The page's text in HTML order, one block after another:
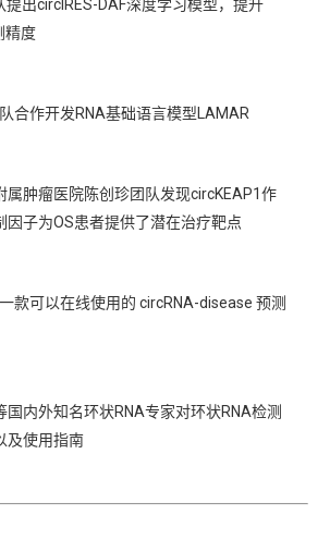
提出circIRES-DAF深度学习模型，提升
精度
合作开发RNA基础语言模型LAMAR
属肿瘤医院陈创珍团队发现circKEAP1作
因子为OS患者提供了潜在治疗靶点
款可以在线使用的 circRNA-disease 预测
国内外知名环状RNA专家对环状RNA检测
及使用指南